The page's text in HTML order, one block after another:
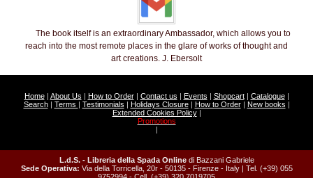
The book itself is an extraordinary Ambassador, which allows you to
reach into the most remote places in the glare of works of thought and
art creations. J. Ebersolt
Home| About Us | How to Order| Contact us | Events | Shopcart| Catalogue|
Search| Terms | Testimonials | Holidays Closure| How to Order| New books |
Extended Cookies Policy|
Promotions
|
L.d.S. - Libreria della Spada Online di Bazzani Gabriele
Sede Operativa: Via della Torricella, 20r - 50135 - Firenze - Italy | Tel. (+39) 055